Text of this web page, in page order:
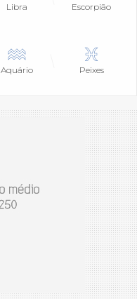
Libra Escorpião
Aquário Peixes